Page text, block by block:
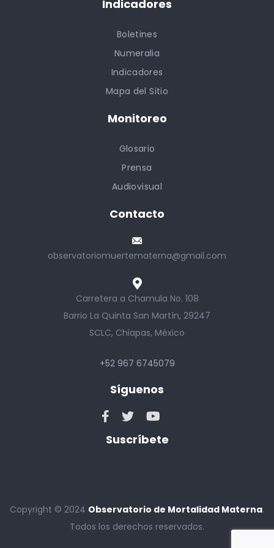
Indicadores
Boletines
Numeralia
Indicadores
Mapa del Sitio
Monitoreo
Glosario
Prensa
Audiovisual
Contacto
observatoriomuertematerna@gmail.com
Carretera a Chamula No. 108
Barrio La Quinta San Martín, 29247
SCLC, Chiapas, México
+52 967 6745079
Síguenos
Suscríbete
Copyright © 2024 Observatorio de Mortalidad Materna.
Todos los derechos reservados.